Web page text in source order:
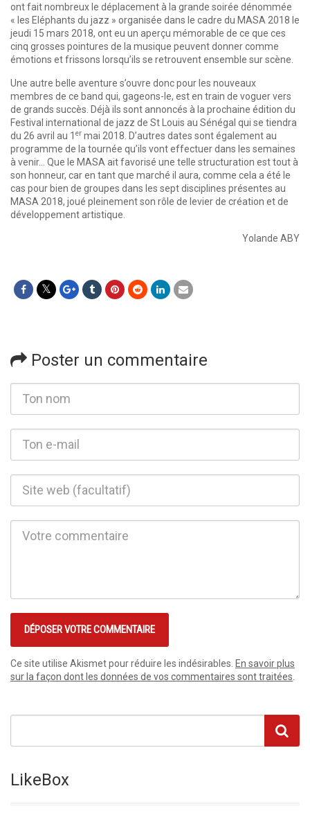
ont fait nombreux le déplacement à la grande soirée dénommée
« les Eléphants du jazz » organisée dans le cadre du MASA 2018 le
jeudi 15 mars 2018, ont eu un aperçu mémorable de ce que ces
cinq grosses pointures de la musique peuvent donner comme
émotions et frissons lorsqu’ils se retrouvent ensemble sur scène.
Une autre belle aventure s’ouvre donc pour les nouveaux
membres de ce band qui, gageons-le, est en train de voguer vers
de grands succès. Déjà ils sont annoncés à la prochaine édition du
Festival international de jazz de St Louis au Sénégal qui se tiendra
du 26 avril au 1 er mai 2018. D’autres dates sont également au
programme de la tournée qu’ils vont effectuer dans les semaines
à venir… Que le MASA ait favorisé une telle structuration est tout à
son honneur, car en tant que marché il aura, comme cela a été le
cas pour bien de groupes dans les sept disciplines présentes au
MASA 2018, joué pleinement son rôle de levier de création et de
développement artistique.
Yolande ABY
Poster un commentaire
Ce site utilise Akismet pour réduire les indésirables. En savoir plus
sur la façon dont les données de vos commentaires sont traitées
LikeBox